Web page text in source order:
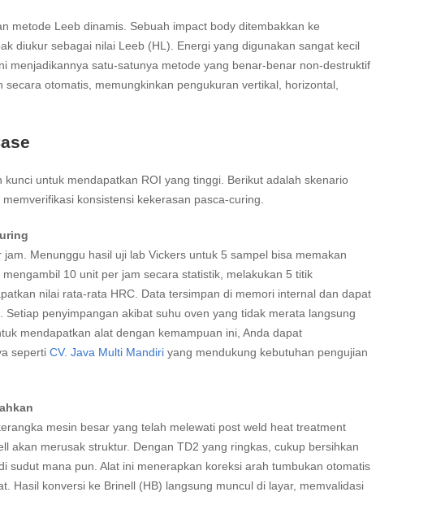
metode Leeb dinamis. Sebuah impact body ditembakkan ke
diukur sebagai nilai Leeb (HL). Energi yang digunakan sangat kecil
menjadikannya satu-satunya metode yang benar-benar non-destruktif
otomatis, memungkinkan pengukuran vertikal, horizontal,
untuk mendapatkan ROI yang tinggi. Berikut adalah skenario
konsistensi kekerasan pasca-curing.
Menunggu hasil uji lab Vickers untuk 5 sampel bisa memakan
10 unit per jam secara statistik, melakukan 5 titik
nilai rata-rata HRC. Data tersimpan di memori internal dan dapat
penyimpangan akibat suhu oven yang tidak merata langsung
mendapatkan alat dengan kemampuan ini, Anda dapat
seperti CV. Java Multi Mandiri yang mendukung kebutuhan pengujian
mesin besar yang telah melewati post weld heat treatment
akan merusak struktur. Dengan TD2 yang ringkas, cukup bersihkan
sudut mana pun. Alat ini menerapkan koreksi arah tumbukan otomatis
Hasil konversi ke Brinell (HB) langsung muncul di layar, memvalidasi